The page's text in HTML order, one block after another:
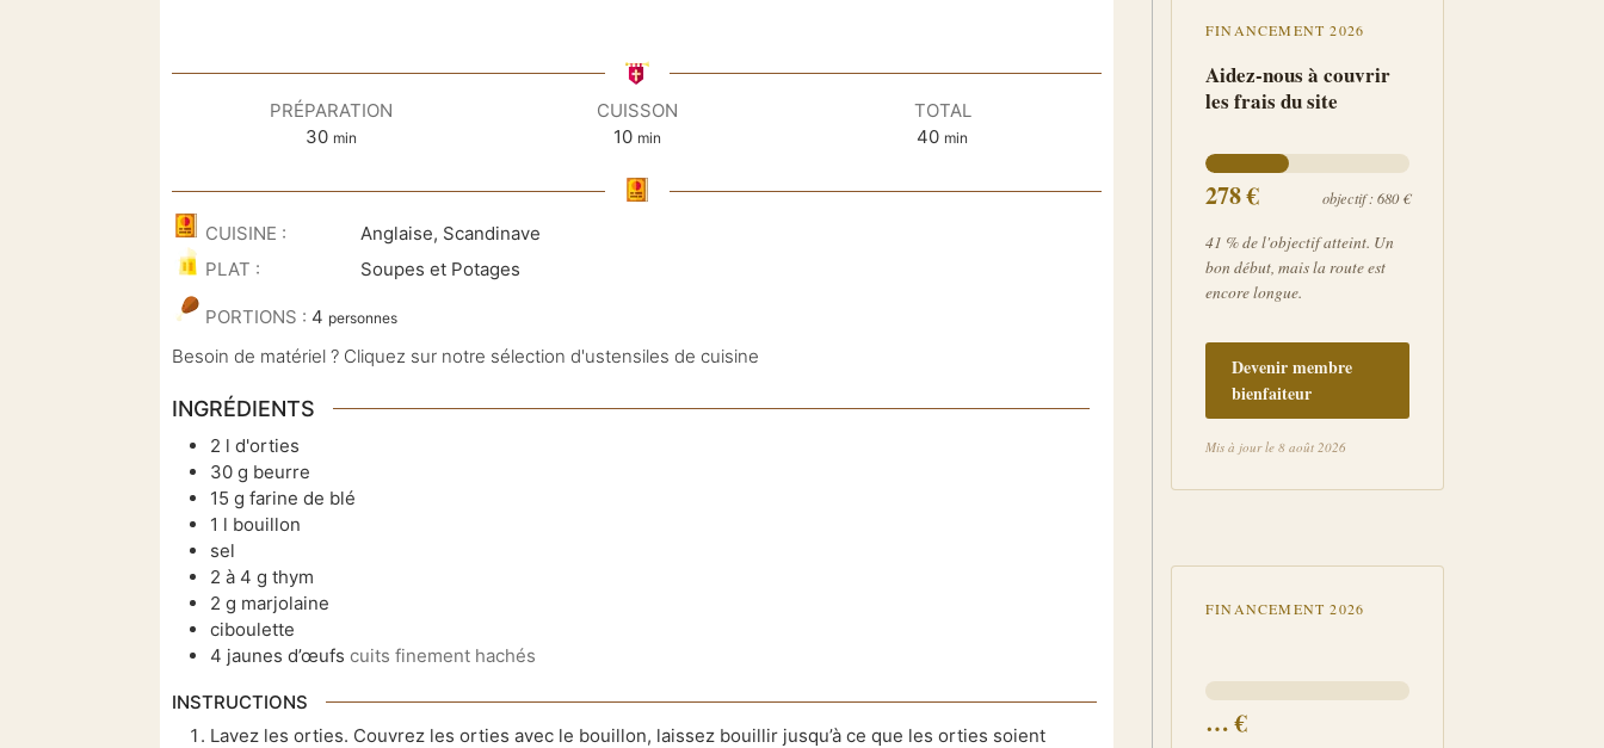
PRÉPARATION
30minutes
min
CUISSON
10minutes
min
TOTAL
40minutes
min
CUISINE :
Anglaise, Scandinave
PLAT :
Soupes et Potages
PORTIONS : 4 personnes
Besoin de matériel ? Cliquez sur notre sélection d'ustensiles de cuisine
INGRÉDIENTS
2 l d'orties
30 g beurre
15 g farine de blé
1 l bouillon
sel
2 à 4 g thym
2 g marjolaine
ciboulette
4 jaunes d’œufs cuits finement hachés
INSTRUCTIONS
Lavez les orties. Couvrez les orties avec le bouillon, laissez bouillir jusqu’à ceque les orties soient
FINANCEMENT 2026
Aidez-nous à couvrir
les frais du site
278€ objectif : 680 €
41 % de l'objectif atteint. Un
bon début, mais la route est
encore longue.
Devenir membre
bienfaiteur
Mis à jour le 8 août 2026
FINANCEMENT 2026
…€